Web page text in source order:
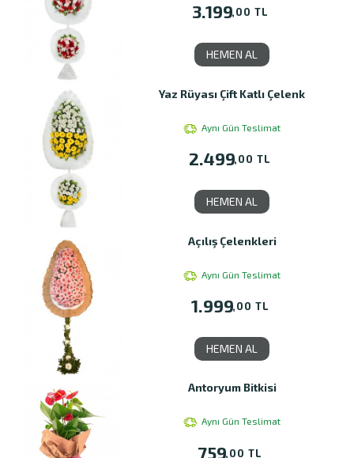
3.199,00 TL
HEMEN AL
Yaz Rüyası Çift Katlı Çelenk
Aynı Gün Teslimat
2.499,00 TL
HEMEN AL
Açılış Çelenkleri
Aynı Gün Teslimat
1.999,00 TL
HEMEN AL
Antoryum Bitkisi
Aynı Gün Teslimat
759,00 TL